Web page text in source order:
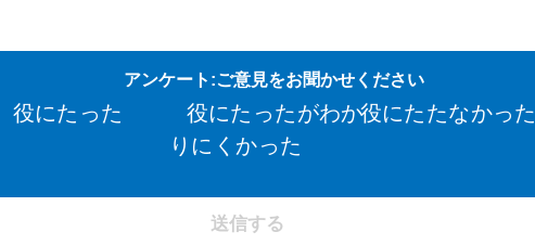
アンケート:ご意見をお聞かせください
役にたった
役にたったがわか
りにくかった
役にたたなかった